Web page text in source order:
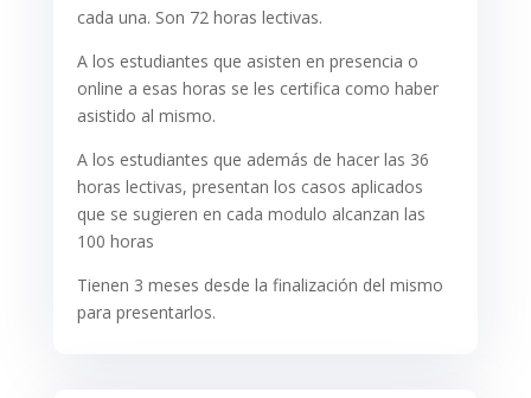
cada una. Son 72 horas lectivas.
A los estudiantes que asisten en presencia o
online a esas horas se les certifica como haber
asistido al mismo.
A los estudiantes que además de hacer las 36
horas lectivas, presentan los casos aplicados
que se sugieren en cada modulo alcanzan las
100 horas
Tienen 3 meses desde la finalización del mismo
para presentarlos.